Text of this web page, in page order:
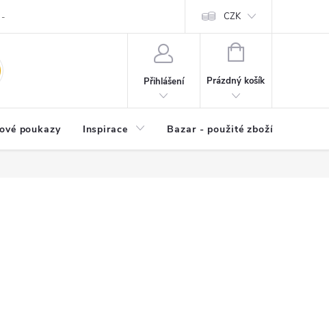
-Výkup zboží Kvalita zboží Spolupráce |
CZK
Přihlášení
NÁKUPNÍ
Prázdný košík
poukazy Inspirace Bazar - použité zboží